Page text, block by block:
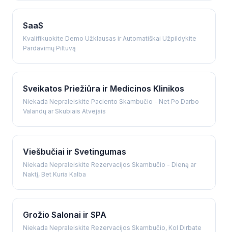
SaaS
Kvalifikuokite Demo Užklausas ir Automatiškai Užpildykite
Pardavimų Piltuvą
Sveikatos Priežiūra ir Medicinos Klinikos
Niekada Nepraleiskite Paciento Skambučio - Net Po Darbo
Valandų ar Skubiais Atvejais
Viešbučiai ir Svetingumas
Niekada Nepraleiskite Rezervacijos Skambučio - Dieną ar
Naktį, Bet Kuria Kalba
Grožio Salonai ir SPA
Niekada Nepraleiskite Rezervacijos Skambučio, Kol Dirbate